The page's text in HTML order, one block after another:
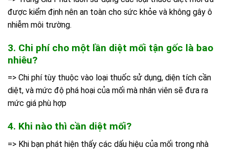
được kiểm định nên an toàn cho sức khỏe và không gây ô
nhiễm môi trường.
3. Chi phí cho một lần diệt mối tận gốc là bao
nhiêu?
=> Chi phí tùy thuộc vào loại thuốc sử dụng, diện tích cần
diệt, và mức độ phá hoại của mối mà nhân viên sẽ đưa ra
mức giá phù hợp
4. Khi nào thì cần diệt mối?
=> Khi bạn phát hiện thấy các dấu hiệu của mối trong nhà